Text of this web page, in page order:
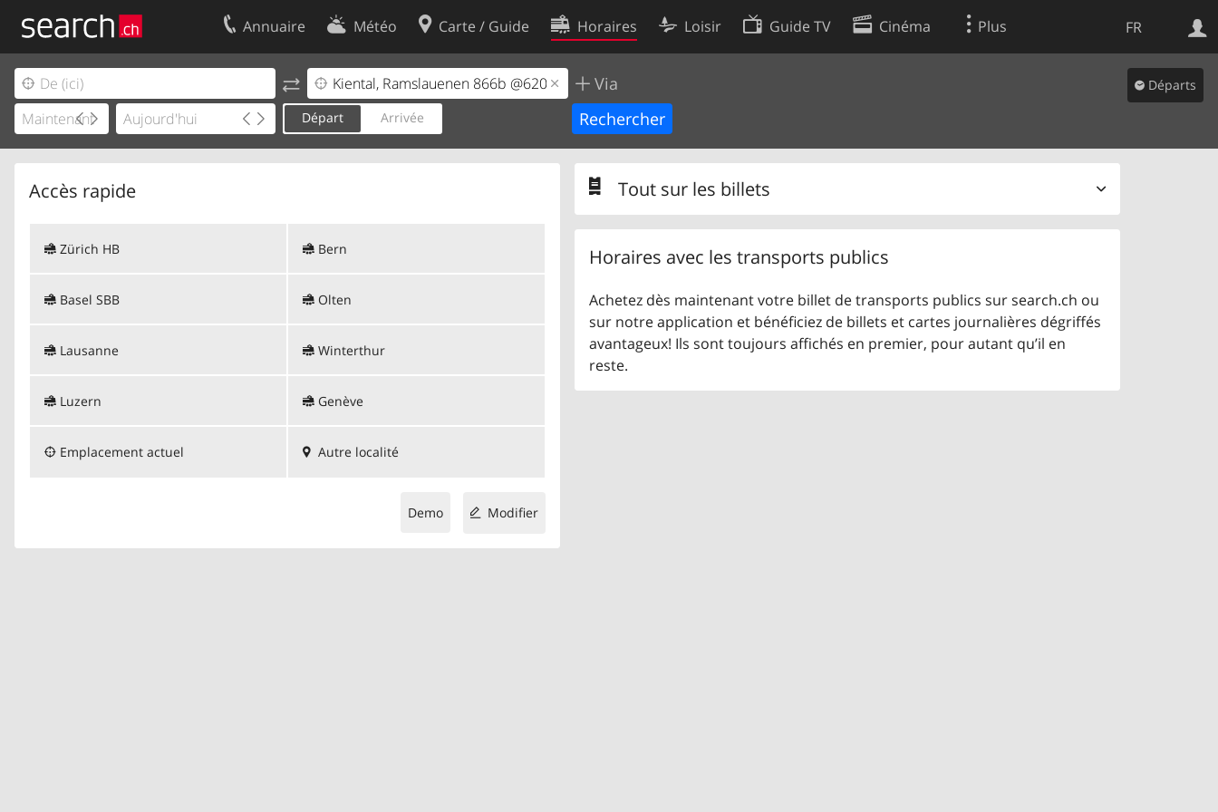
FR
Annuaire Météo Carte / Guide Horaires Loisir Guide TV Cinéma Plus
Via
Départ Arrivée
Départs
Accès rapide
Zürich HB
Basel SBB
Lausanne
Luzern
Bern
Olten
Winterthur
Genève
Emplacement actuel Autre localité
Modifier
Demo
Tout sur les billets
Horaires avec les transports publics
Achetez dès maintenant votre billet de transports publics sur search.ch ou
sur notre application et bénéficiez de billets et cartes journalières dégriffés
avantageux! Ils sont toujours affichés en premier, pour autant qu’il en
reste.
Votre inscription
Centre clients
Contact
Conditions d’utilisation
Préférences de cookies